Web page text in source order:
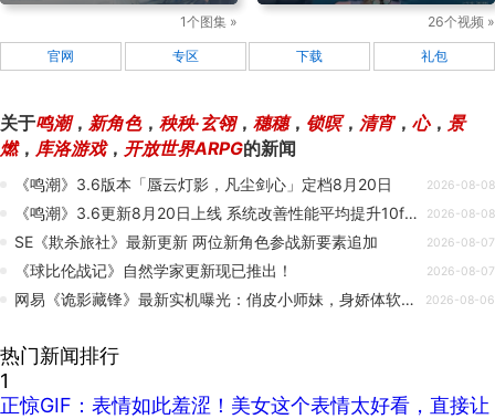
1个图集 »
26个视频 »
官网 专区 下载 礼包
关于鸣潮， 新角色， 秧秧·玄翎， 穗穗， 锁暝， 清宵， 心， 景
燃， 库洛游戏， 开放世界ARPG的新闻
《鸣潮》3.6版本「蜃云灯影，凡尘剑心」定档8月20日 2026-08-08
《鸣潮》3.6更新8月20日上线 系统改善性能平均提升10fps 2026-08-08
SE《欺杀旅社》最新更新 两位新角色参战新要素追加 2026-08-07
《球比伦战记》自然学家更新现已推出！ 2026-08-07
网易《诡影藏锋》最新实机曝光：俏皮小师妹，身娇体软又可爱 2026-08-06
热门新闻排行
1
正惊GIF：表情如此羞涩！美女这个表情太好看，直接让